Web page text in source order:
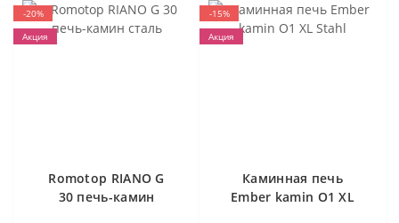
-20%
Акция
Romotop RIANO G
30 печь-камин
-15%
Акция
Каминная печь
Ember kamin O1 XL